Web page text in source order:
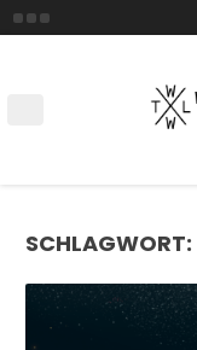
Skip
to
SCHLAGWORT: